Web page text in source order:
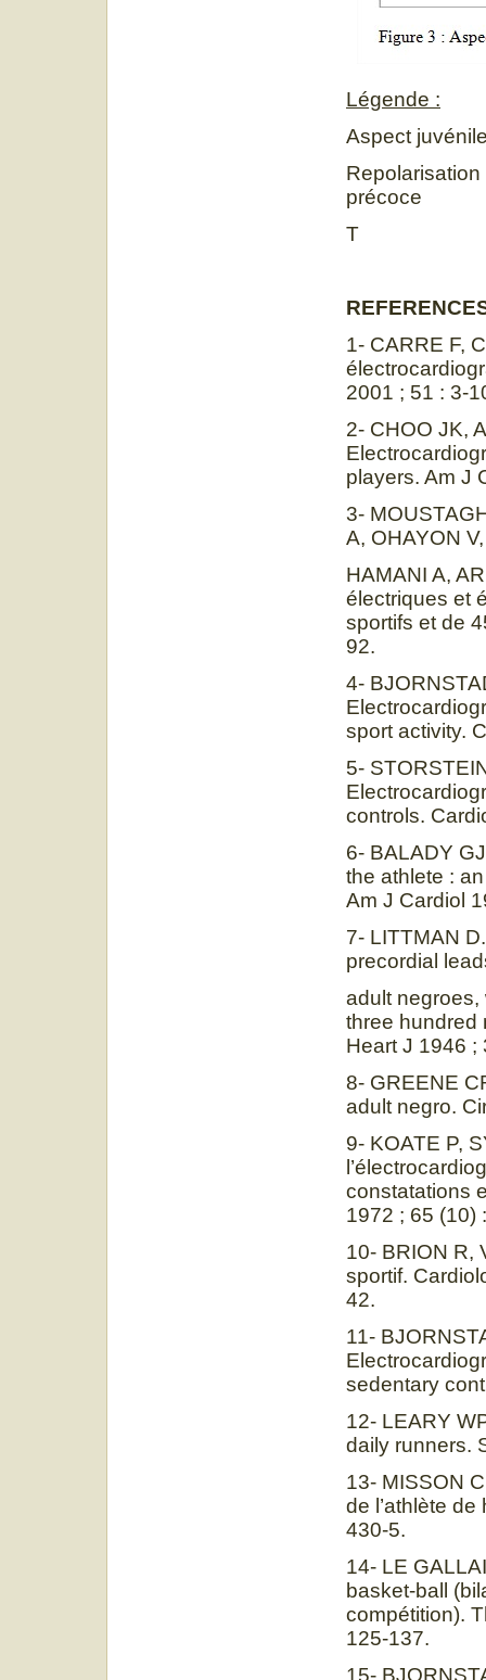
Légende :
Aspect
précoce
T :
1- CARRE F,
2001 ; 51 : 3-
2- CHOO JK,
players. Am J
3-
A, OHAYON V,
HAMANI A,
électriques et
sportifs et de
92.
4-
sport activity.
5-
controls.
6- BALADY
the athlete :
Am J Cardiol
7- LITTMAN
precordial
adult negroes,
three hundred
Heart J 1946 ;
8- GREENE
adult negro.
9- KOATE P,
constatations
1972 ; 65 (10)
10- BRION R,
sportif.
42.
11-
sedentary
12- LEARY
daily runners.
13- MISSON
de l’athlète
430-5.
14- LE
basket-ball
compétition).
125-137.
15-